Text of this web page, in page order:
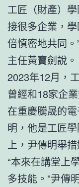
工匠（財產）
接很多企業，
倍慎密地共同
主任黃寶劍說。
2023年12月，
曾經和18家企
在重慶騰晟的
明，他是工匠
上，尹傳明舉
“本來在講堂上
多技能。”尹傳